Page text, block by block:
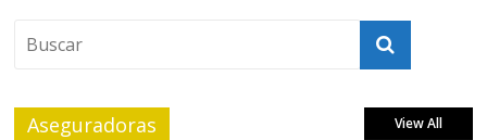
Aseguradoras View All